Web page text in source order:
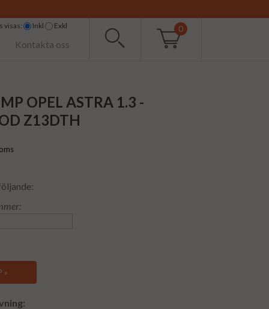
0
visas: Inkl Exkl
Kontakta oss
OPEL ASTRA 1.3 -
Z13DTH
»